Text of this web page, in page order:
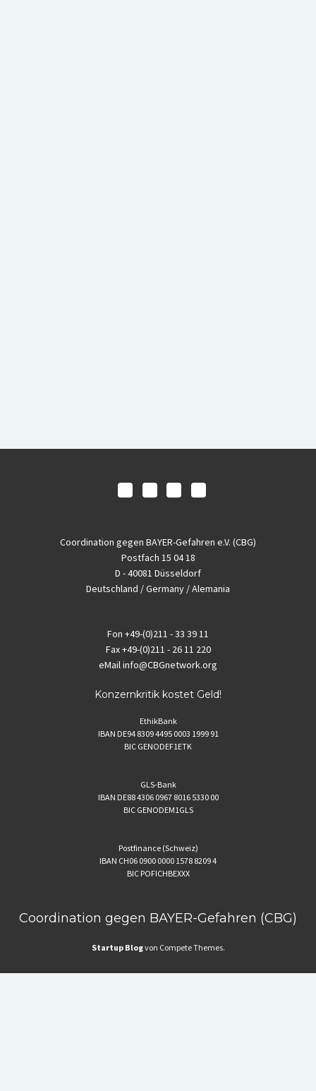
Coordination gegen BAYER-Gefahren e.V. (CBG)
Postfach 15 04 18
D - 40081 Düsseldorf
Deutschland / Germany / Alemania
Fon +49-(0)211 - 33 39 11
Fax+49-(0)211 - 26 11 220
eMailinfo@CBGnetwork.org
Konzernkritik kostet Geld!
EthikBank
IBAN DE94 8309 4495 0003 1999 91
BIC GENODEF1ETK
GLS-Bank
IBAN DE88 4306 0967 8016 5330 00
BIC GENODEM1GLS
Postfinance (Schweiz)
IBAN CH06 0900 0000 1578 8209 4
BIC POFICHBEXXX
Coordination gegen BAYER-Gefahren (CBG)
Startup Blogvon Compete Themes.